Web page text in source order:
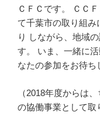
ＣＦＣです。 ＣＣ
て千葉市の取り組み
り しながら、地域
す。 いま、一緒に
なたの参加をお待ち
（2018年度からは
の協働事業として取